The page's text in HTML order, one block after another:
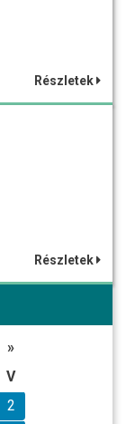
Részletek
Részletek
»
V
2